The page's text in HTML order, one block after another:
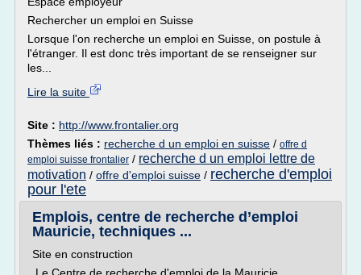
Rechercher un emploi en Suisse
Lorsque l'on recherche un emploi en Suisse, on postule à
l'étranger. Il est donc très important de se renseigner sur
les...
Lire la suite
Site : http://www.frontalier.org
Thèmes liés : recherche d un emploi en suisse / offre d
emploi suisse frontalier / recherche d un emploi lettre de
motivation / offre d'emploi suisse / recherche d'emploi
pour l'ete
Emplois, centre de recherche d’emploi
Mauricie, techniques ...
Site en construction